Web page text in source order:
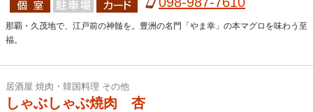
那覇・久茂地で、江戸前の神髄を。豊洲の名門「やま幸」の本マグロを味わう至
福。
居酒屋 焼肉・韓国料理 その他
しゃぶしゃぶ焼肉 杏